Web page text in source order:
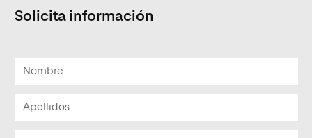
Solicita información